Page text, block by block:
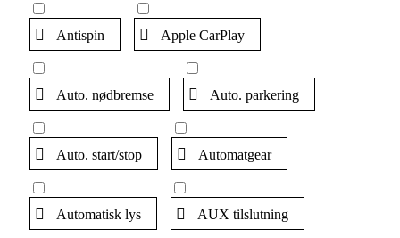
Antispin Apple CarPlay
Auto. nødbremse Auto. parkering
Auto. start/stop Automatgear
Automatisk lys AUX tilslutning